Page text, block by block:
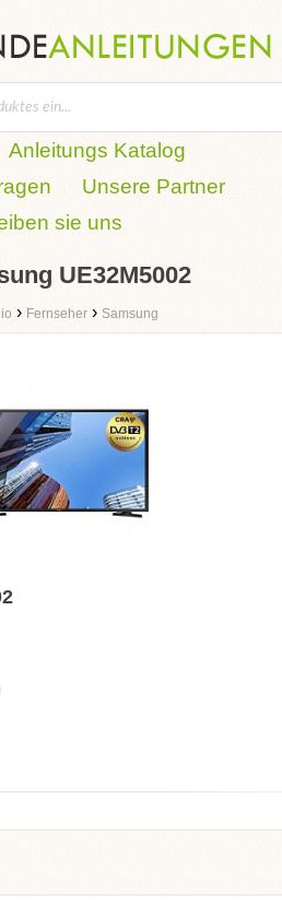
Anleitungs Katalog
Unsere Partner
sie uns
UE32M5002
› Fernseher › Samsung